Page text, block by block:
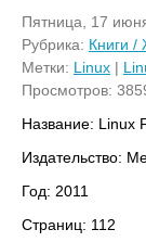
Пятница, 17
Рубрика: Книги /
Метки: Linux |
Просмотров:
Название: Linux
Издательство:
Год: 2011
Страниц: 112